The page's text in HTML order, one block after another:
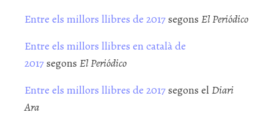
Entre els millors llibres de 2017segons El Periódico
Entre els millors llibres en català de
2017segons El Periódico
Entre els millors llibres de 2017segons elDiari
Ara